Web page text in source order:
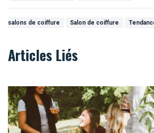
salons de coiffure Salon de coiffure
Articles Liés
Que faire sous le soleil à Bruxelles?